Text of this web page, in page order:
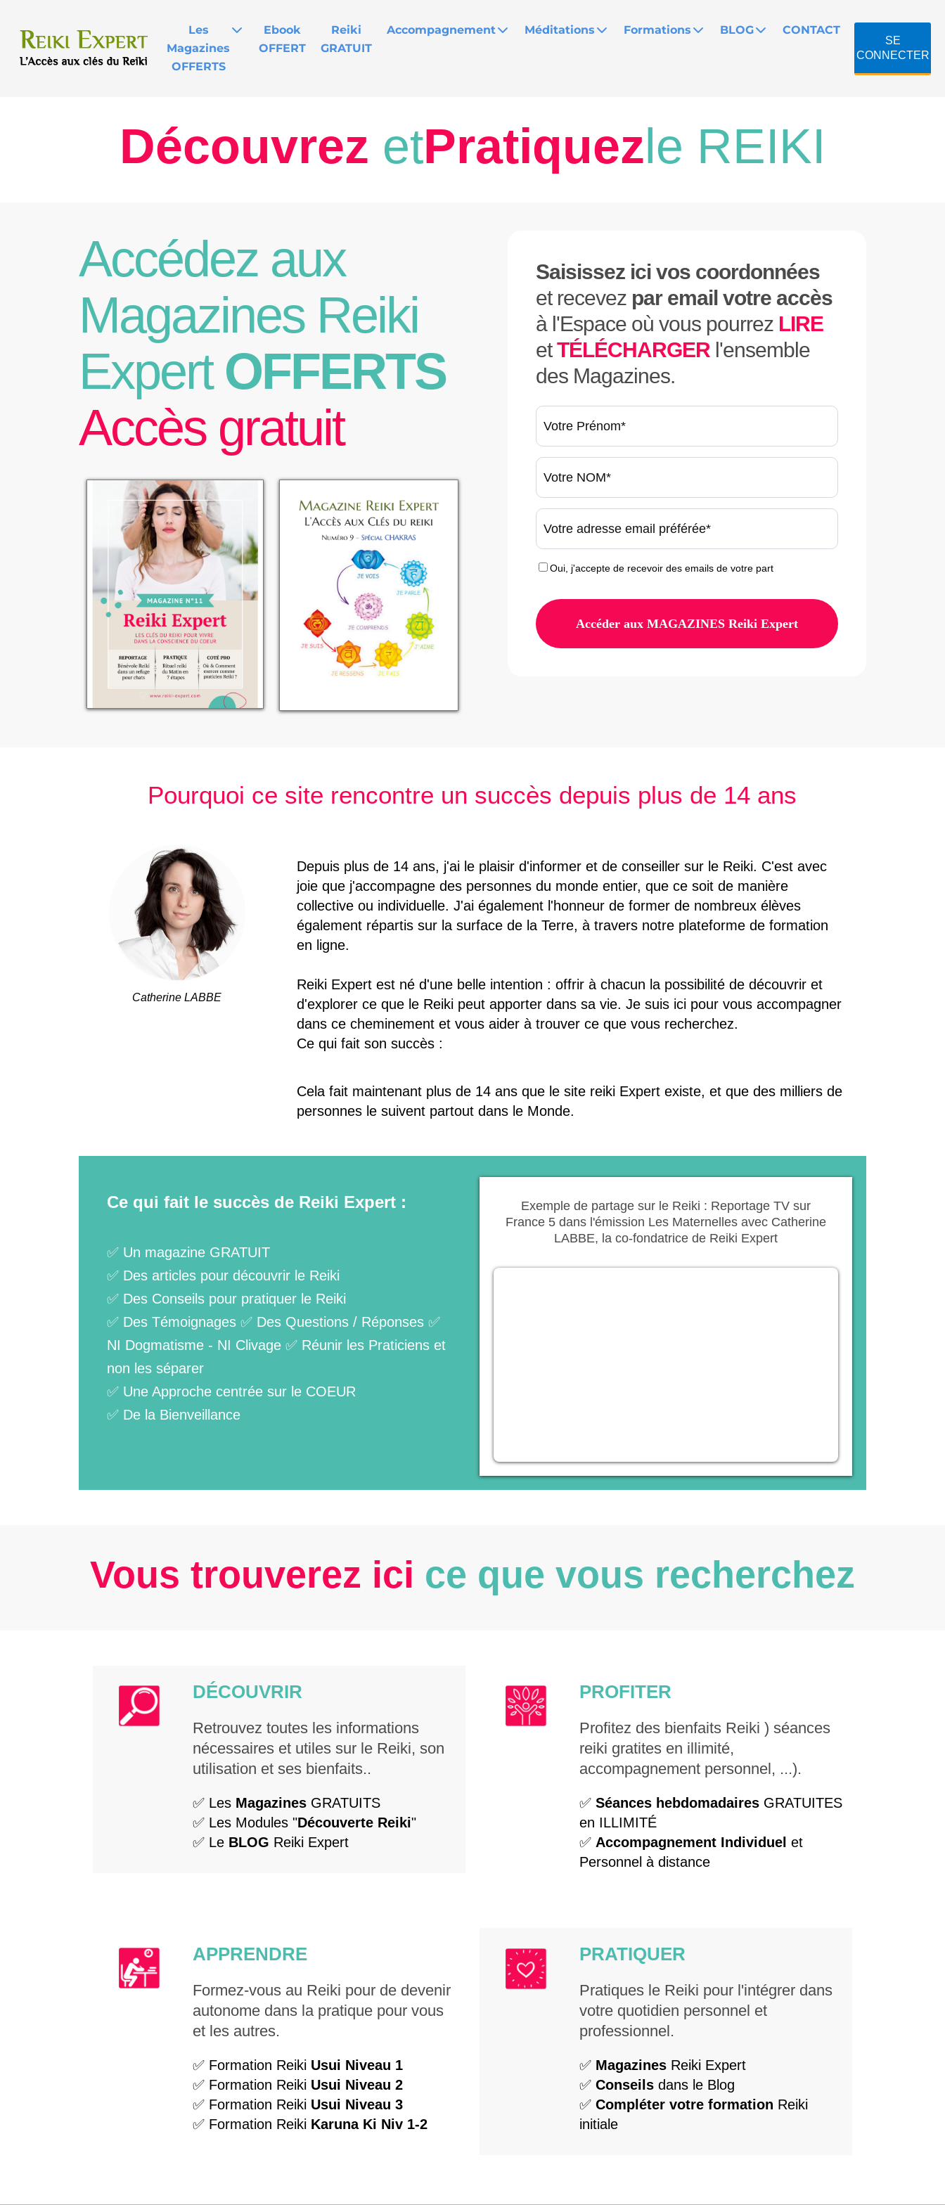
Les
Magazines
OFFERTS
Ebook
OFFERT
Reiki
GRATUIT
Accompagnement Méditations Formations BLOG CONTACT
SE
CONNECTER
Découvrez etPratiquezle REIKI
Accédez aux
Magazines Reiki
Expert OFFERTS
Accès gratuit
Saisissez ici vos coordonnées
et recevez par email votre accès
à l'Espace où vous pourrez LIRE
etTÉLÉCHARGER l'ensemble
des Magazines.
Oui, j'accepte de recevoir des emails de votre part
Accéder aux MAGAZINES Reiki Expert
Pourquoi ce site rencontre un succès depuis plus de 14 ans
Catherine LABBE
Depuis plus de 14 ans, j'ai le plaisir d'informer et de conseiller sur le Reiki. C'est avec
joie que j'accompagne des personnes du monde entier, que ce soit de manière
collective ou individuelle. J'ai également l'honneur de former de nombreux élèves
également répartis sur la surface de la Terre, à travers notre plateforme de formation
en ligne.
Reiki Expert est né d'une belle intention : offrir à chacun la possibilité de découvrir et
d'explorer ce que le Reiki peut apporter dans sa vie. Je suis ici pour vous accompagner
dans ce cheminement et vous aider à trouver ce que vous recherchez.
Ce qui fait son succès :
Cela fait maintenant plus de 14 ans que le site reiki Expert existe, et que des milliers de
personnes le suivent partout dans le Monde.
Ce qui fait le succès de Reiki Expert :
✅ Un magazine GRATUIT
✅ Des articles pour découvrir le Reiki
✅ Des Conseils pour pratiquer le Reiki
✅ Des Témoignages ✅ Des Questions / Réponses ✅
NI Dogmatisme - NI Clivage ✅ Réunir les Praticiens et
non les séparer
✅ Une Approche centrée sur le COEUR
✅ De la Bienveillance
Exemple de partage sur le Reiki : Reportage TV sur
France 5 dans l'émission Les Maternelles avec Catherine
LABBE, la co-fondatrice de Reiki Expert
Vous trouverez ici ce que vous recherchez
DÉCOUVRIR
Retrouvez toutes les informations
nécessaires et utiles sur le Reiki, son
utilisation et ses bienfaits..
✅ Les Magazines GRATUITS
✅ Les Modules "Découverte Reiki"
✅ Le BLOG Reiki Expert
PROFITER
Profitez des bienfaits Reiki ) séances
reiki gratites en illimité,
accompagnement personnel, ...).
✅Séances hebdomadaires GRATUITES
en ILLIMITÉ
✅ Accompagnement Individuel et
Personnel à distance
APPRENDRE
Formez-vous au Reiki pour de devenir
autonome dans la pratique pour vous
et les autres.
✅ Formation Reiki Usui Niveau 1
✅ Formation Reiki Usui Niveau 2
✅ Formation Reiki Usui Niveau 3
✅ Formation Reiki Karuna Ki Niv 1-2
PRATIQUER
Pratiques le Reiki pour l'intégrer dans
votre quotidien personnel et
professionnel.
✅ Magazines Reiki Expert
✅Conseilsdans le Blog
✅Compléter votre formation Reiki
initiale